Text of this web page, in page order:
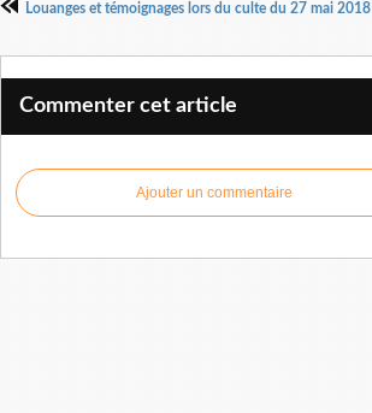
Louanges et témoignages lors du culte du 27 mai 2018
Commenter cet article
Ajouter un commentaire